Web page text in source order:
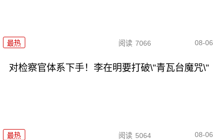
最热 阅读 7066 08-06
对检察官体系下手！李在明要打破\"青瓦台魔咒\"
最热 阅读 5064 08-06